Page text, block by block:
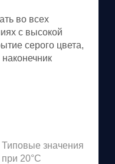
во всех
с высокой
серого цвета,
Типовые значения
при 20°С